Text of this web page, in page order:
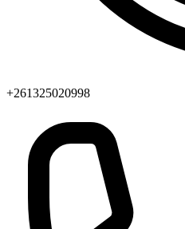
+261325020998